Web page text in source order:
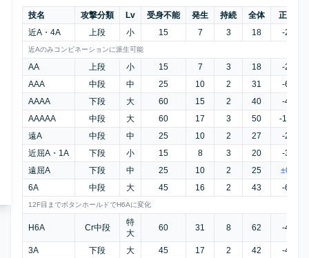
技名 攻撃分類 Lv 受身不能 発生 持続 全体 正G
近A・4A
上段 小 15 7 3 18 -2
近Aのみコンビネーションに派生可能
AA 上段 小 15 7 3 18
-2
AAA
中段 中 25 10 2 31
-6
AAAA
下段 大 60 15 2 40 -4
AAAAA
中段 大 60 17 3 50
-12
遠A
中段 中 25 10 2 27 -2
近屈A・1A
下段 小 15 8 3 20
-3
遠屈A
下段 中 25 10 2 25 ±0
6A
中段 大 45 16 2 43 -6
12F目までボタンホールドでH6Aに変化
H6A Cr中段
特
大
60 31 8 62 -4
3A 下段 大 45 17 2 42 -4